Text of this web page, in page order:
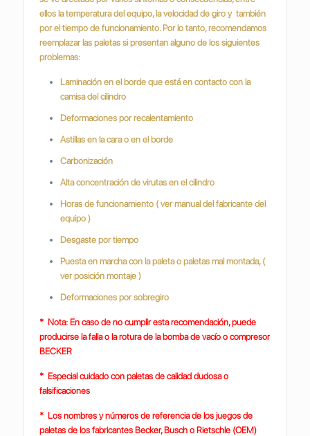
ellos la temperatura del equipo, la velocidad de giro y también
por el tiempo de funcionamiento. Por lo tanto, recomendamos
reemplazar las paletas si presentan alguno de los siguientes
problemas:
Laminación en el borde que está en contacto con la
camisa del cilindro
Deformaciones por recalentamiento
Astillas en la cara o en el borde
Carbonización
Alta concentración de virutas en el cilindro
Horas de funcionamiento ( ver manual del fabricante del
equipo )
Desgaste por tiempo
Puesta en marcha con la paleta o paletas mal montada, (
ver posición montaje )
Deformaciones por sobregiro
* Nota: En caso de no cumplir esta recomendación, puede
producirse la falla o la rotura de la bomba de vacío o compresor
BECKER
* Especial cuidado con paletas de calidad dudosa o
falsificaciones
* Los nombres y números de referencia de los juegos de
paletas de los fabricantes Becker, Busch o Rietschle (OEM)